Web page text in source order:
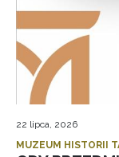
22 lipca, 2026
MUZEUM HISTORII